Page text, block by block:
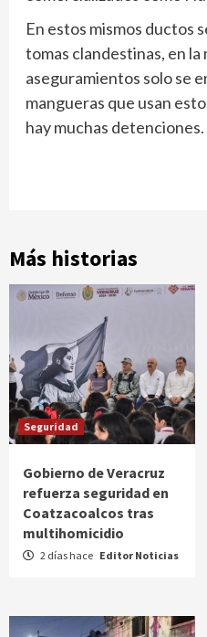
En estos mismos ductos
tomas clandestinas, en la
aseguramientos solo se
mangueras que usan
hay muchas detenciones.
Más historias
Seguridad
Gobierno de Veracruz
refuerza seguridad en
Coatzacoalcos tras
multihomicidio
2 días hace Editor Noticias